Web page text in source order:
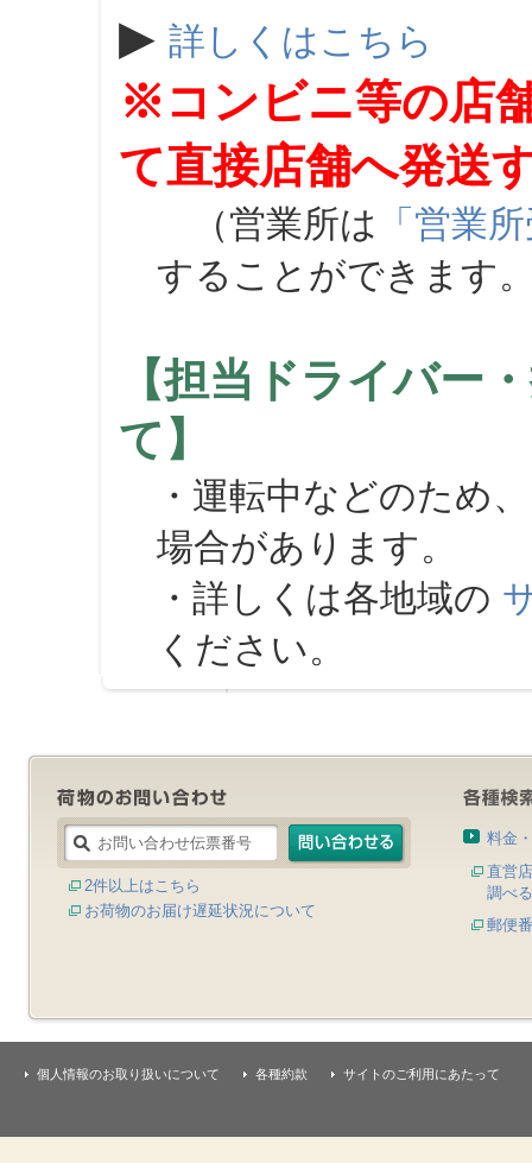
▶ 詳しくはこちら
※コンビニ等の店
て直接店舗へ発送
（営業所は 「営業
することができます
【担当ドライバー
て】
・運転中などのため
場合があります。
・詳しくは各地域の
ください。
2件以上はこちら
お荷物のお届け遅延状況について
料金
直営
調べる
郵便
個人情報のお取り扱いについて 各種約款 サイトのご利用にあたって